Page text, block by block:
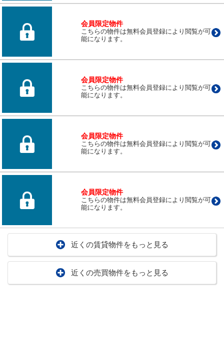
会員限定物件
こちらの物件は無料会員登録により閲覧が可
能になります。
会員限定物件
こちらの物件は無料会員登録により閲覧が可
能になります。
会員限定物件
こちらの物件は無料会員登録により閲覧が可
能になります。
会員限定物件
こちらの物件は無料会員登録により閲覧が可
能になります。
近くの賃貸物件をもっと見る
近くの売買物件をもっと見る